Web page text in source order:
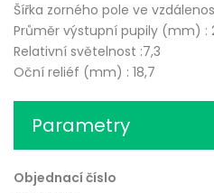
Šířka zorného pole ve
Průměr výstupní pupily (mm) :
Relativní světelnost :7,3
Oční reliéf (mm) : 18,7
Parametry
Objednací číslo